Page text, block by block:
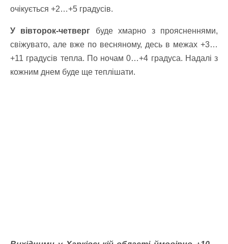
очікується +2…+5 градусів.
У вівторок-четверг буде хмарно з проясненнями,
свіжувато, але вже по весняному, десь в межах +3…
+11 градусів тепла. По ночам 0…+4 градуса. Надалі з
кожним днем буде ще теплішати.